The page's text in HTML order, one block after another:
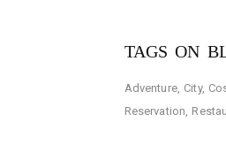
TAGS ON
Adventure City
Reservation